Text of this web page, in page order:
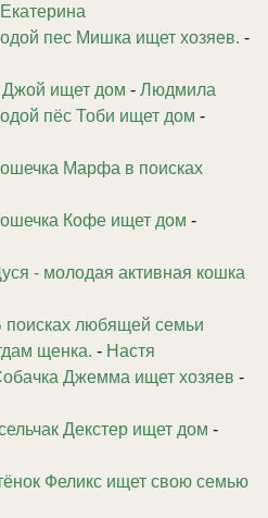
Екатерина
пес Мишка ищет хозяев. -
Джой ищет дом - Людмила
пёс Тоби ищет дом -
Марфа в поисках
Кофе ищет дом -
- молодая активная кошка
поисках любящей семьи
щенка. - Настя
Джемма ищет хозяев -
Декстер ищет дом -
Феликс ищет свою семью